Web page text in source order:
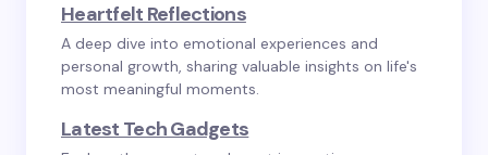
Heartfelt Reflections
A deep dive into emotional experiences and
personal growth, sharing valuable insights on life's
most meaningful moments.
Latest Tech Gadgets